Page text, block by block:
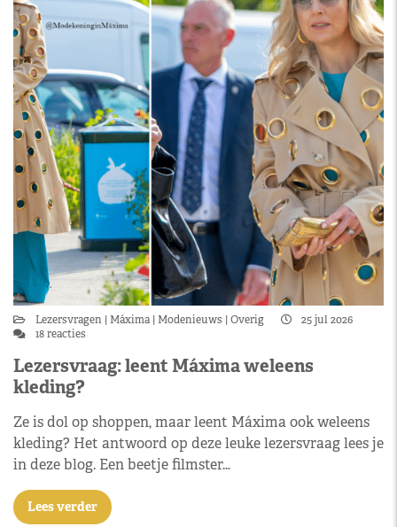
Lezersvragen Máxima Modenieuws Overig
25 jul 2026
18 reacties
Lezersvraag: leent Máxima weleens
kleding?
Ze is dol op shoppen, maar leent Máxima ook weleens
kleding? Het antwoord op deze leuke lezersvraag lees je
in deze blog. Een beetje filmster…
Lees verder